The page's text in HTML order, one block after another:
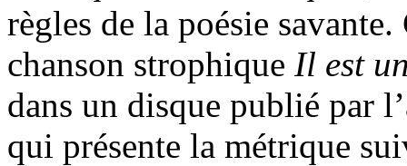
règles de la poésie
chanson strophique Il est
dans un disque publié par
qui présente la métrique